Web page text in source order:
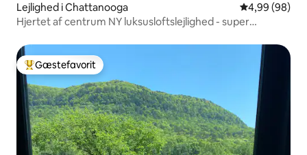
Lejlighed i Chattanooga 4,99 ud af 5 i
4,99 (98)
Hjertet af centrum NY luksusloftslejlighed - super
Bedste gæstefavorit
Gæstefavorit